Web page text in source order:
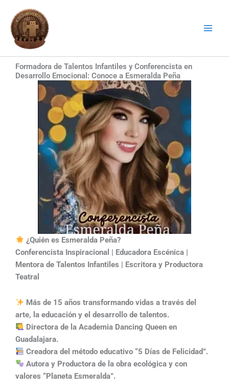
contenido
Formadora de Talentos Infantiles y Conferencista en
Desarrollo Emocional: Conoce a Esmeralda Peña
¿Quién es Esmeralda Peña?
Conferencista Inspiracional | Educadora Escénica |
Mentora de Talentos Infantiles | Escritora y Productora
Teatral
Más de 15 años transformando vidas a través del
arte, la educación y el desarrollo de talentos.
Directora de la Academia Dancing Queen en
Guadalajara.
Creadora del método educativo “5 Días de Felicidad”.
Autora y Productora de la obra ecológica y con
valores “Planeta Esmeralda”.